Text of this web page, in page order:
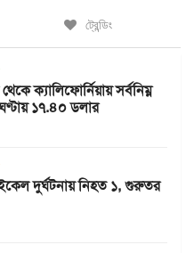
ট্রেন্ডিং
ক্যালিফোর্নিয়ায় সর্বনিম্ন
১৭.৪০ ডলার
দুর্ঘটনায় নিহত ১, গুরুতর